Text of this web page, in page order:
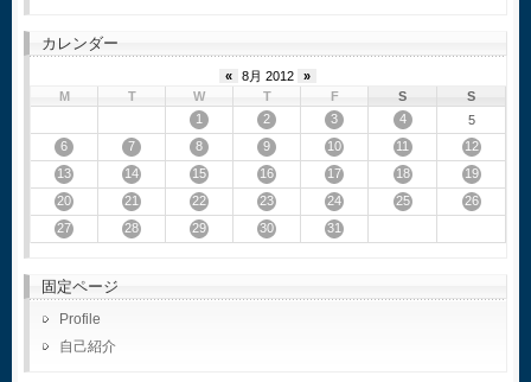
カレンダー
« 8月 2012
»
M
T W T F S
S
1
2 3 4
5
6
7 8 9 10 11
12
13
14 15 16 17 18
19
20
21 22 23 24 25
26
27
28 29 30 31
固定ページ
Profile
自己紹介